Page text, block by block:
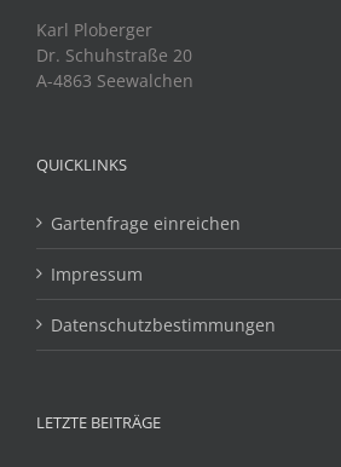
Karl Ploberger
Dr. Schuhstraße 20
A-4863 Seewalchen
QUICKLINKS
Gartenfrage einreichen
Impressum
Datenschutzbestimmungen
LETZTE BEITRÄGE